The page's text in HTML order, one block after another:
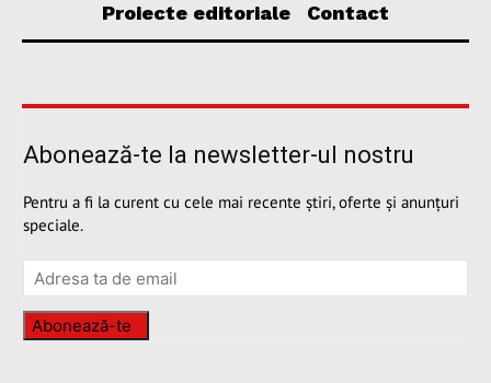
Proiecte editoriale
Contact
Abonează-te la newsletter-ul nostru
Pentru a fi la curent cu cele mai recente știri, oferte și anunțuri
speciale.
Abonează-te